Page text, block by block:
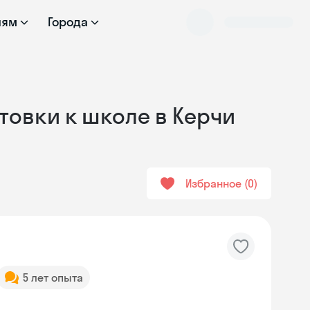
Города
к школе в Керчи
Избранное 0
5 лет опыта